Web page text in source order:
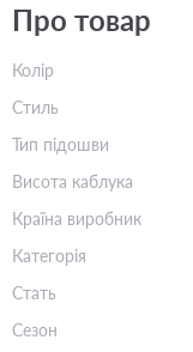
Про товар
Колір
Стиль
Тип підошви
Висота каблука
Країна виробник
Категорія
Стать
Сезон